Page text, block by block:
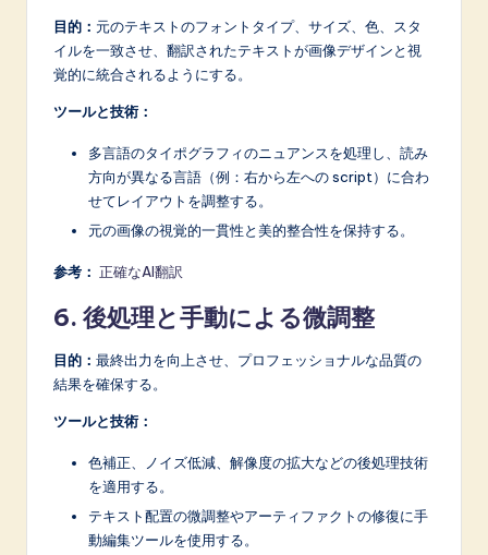
目的： 元のテキストのフォントタイプ、サイズ、色、スタ
イルを一致させ、翻訳されたテキストが画像デザインと視
覚的に統合されるようにする。
ツールと技術：
多言語のタイポグラフィのニュアンスを処理し、読み
方向が異なる言語（例：右から左への script）に合わ
せてレイアウトを調整する。
元の画像の視覚的一貫性と美的整合性を保持する。
参考： 正確なAI翻訳
6. 後処理と手動による微調整
目的： 最終出力を向上させ、プロフェッショナルな品質の
結果を確保する。
ツールと技術：
色補正、ノイズ低減、解像度の拡大などの後処理技術
を適用する。
テキスト配置の微調整やアーティファクトの修復に手
動編集ツールを使用する。